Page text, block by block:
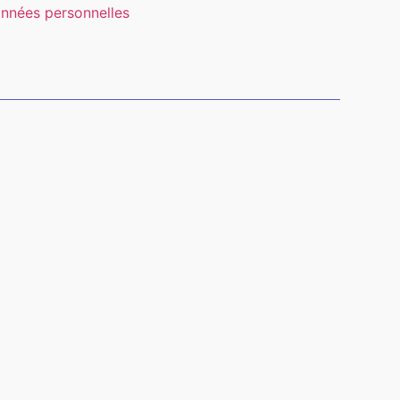
personnelles